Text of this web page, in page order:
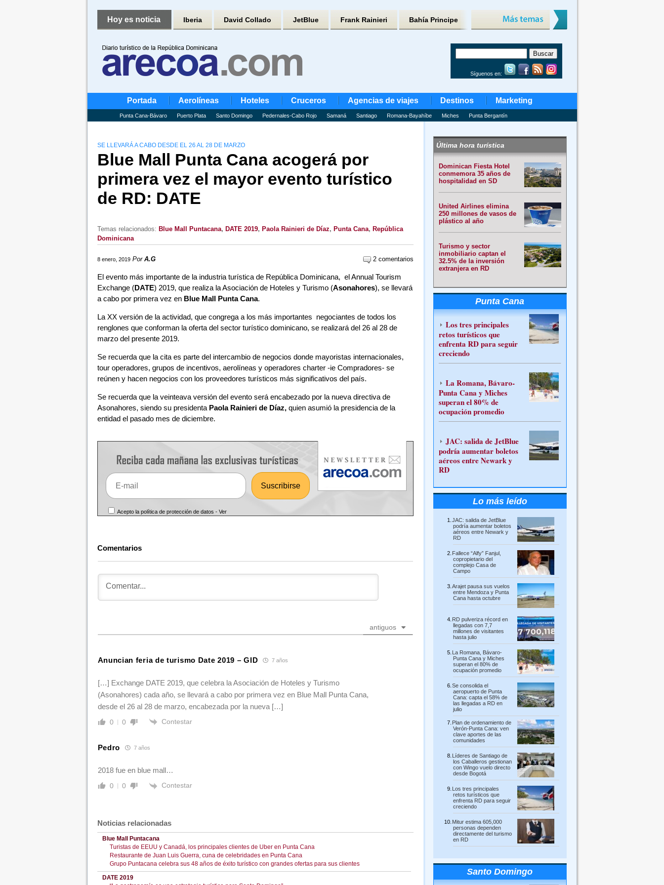
Hoy es noticia Iberia David Collado JetBlue Frank Rainieri Bahía Principe
Síguenos en:
Portada Aerolíneas Hoteles Cruceros Agencias de viajes Destinos Marketing
Punta Cana-Bávaro Puerto Plata Santo Domingo Pedernales-Cabo Rojo Samaná Santiago Romana-Bayahíbe Miches Punta Bergantín
SE LLEVARÁ A CABO DESDE EL 26 AL 28 DE MARZO
Blue Mall Punta Cana acogerá por
primera vez el mayor evento turístico
de RD: DATE
Temas relacionados: Blue Mall Puntacana, DATE 2019, Paola Rainieri de Díaz, Punta Cana, República
Dominicana
8 enero, 2019 Por A.G 2 comentarios
El evento más importante de la industria turística de República Dominicana, el Annual Tourism
Exchange (DATE) 2019, que realiza la Asociación de Hoteles y Turismo (Asonahores), se llevará
a cabo por primera vez en Blue Mall Punta Cana.
La XX versión de la actividad, que congrega a los más importantes negociantes de todos los
renglones que conforman la oferta del sector turístico dominicano, se realizará del 26 al 28 de
marzo del presente 2019.
Se recuerda que la cita es parte del intercambio de negocios donde mayoristas internacionales,
tour operadores, grupos de incentivos, aerolíneas y operadores charter -ie Compradores- se
reúnen y hacen negocios con los proveedores turísticos más significativos del país.
Se recuerda que la veinteava versión del evento será encabezado por la nueva directiva de
Asonahores, siendo su presidenta Paola Rainieri de Díaz, quien asumió la presidencia de la
entidad el pasado mes de diciembre.
Acepto la política de protección de datos -Ver
Comentarios
antiguos
Anuncian feria de turismo Date 2019 – GID 7 años
[…] Exchange DATE 2019, que celebra la Asociación de Hoteles y Turismo
(Asonahores) cada año, se llevará a cabo por primera vez en Blue Mall Punta Cana,
desde el 26 al 28 de marzo, encabezada por la nueva […]
0 0 Contestar
Pedro 7 años
2018 fue en blue mall…
0 0 Contestar
Noticias relacionadas
Blue Mall Puntacana
Turistas de EEUU y Canadá, los principales clientes de Uber en Punta Cana
Restaurante de Juan Luis Guerra, cuna de celebridades en Punta Cana
Grupo Puntacana celebra sus 48 años de éxito turístico con grandes ofertas para sus clientes
DATE 2019
Última hora turística
Dominican Fiesta Hotel
conmemora 35 años de
hospitalidad en SD
United Airlines elimina
250 millones de vasos de
plástico al año
Turismo y sector
inmobiliario captan el
32.5% de la inversión
extranjera en RD
Punta Cana
Los tres principales
retos turísticos que
enfrenta RD para seguir
creciendo
La Romana, Bávaro-
Punta Cana y Miches
superan el 80% de
ocupación promedio
JAC: salida de JetBlue
podría aumentar boletos
aéreos entre Newark y
RD
Lo más leído
JAC: salida de JetBlue
podría aumentar boletos
aéreos entre Newark y
RD
Fallece “Alfy” Fanjul,
copropietario del
complejo Casa de
Campo
Arajet pausa sus vuelos
entre Mendoza y Punta
Cana hasta octubre
RD pulveriza récord en
llegadas con 7,7
millones de visitantes
hasta julio
La Romana, Bávaro-
Punta Cana y Miches
superan el 80% de
ocupación promedio
Se consolida el
aeropuerto de Punta
Cana: capta el 58% de
las llegadas a RD en
julio
Plan de ordenamiento de
Verón-Punta Cana: ven
clave aportes de las
comunidades
Líderes de Santiago de
los Caballeros gestionan
con Wingo vuelo directo
desde Bogotá
Los tres principales
retos turísticos que
enfrenta RD para seguir
creciendo
Mitur estima 605,000
personas dependen
directamente del turismo
en RD
Santo Domingo